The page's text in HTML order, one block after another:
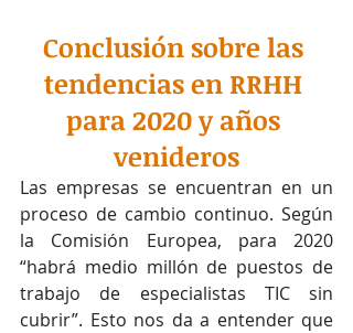
Conclusión sobre las
tendencias en RRHH
para 2020 y años
venideros
Las empresas se encuentran en un
proceso de cambio continuo. Según
la Comisión Europea, para 2020
“habrá medio millón de puestos de
trabajo de especialistas TIC sin
cubrir”. Esto nos da a entender que